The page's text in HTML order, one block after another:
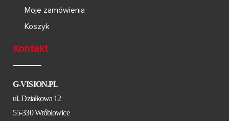
Moje zamówienia
Koszyk
Kontakt
G-VISION.PL
ul. Działkowa 12
55-330 Wróblowice